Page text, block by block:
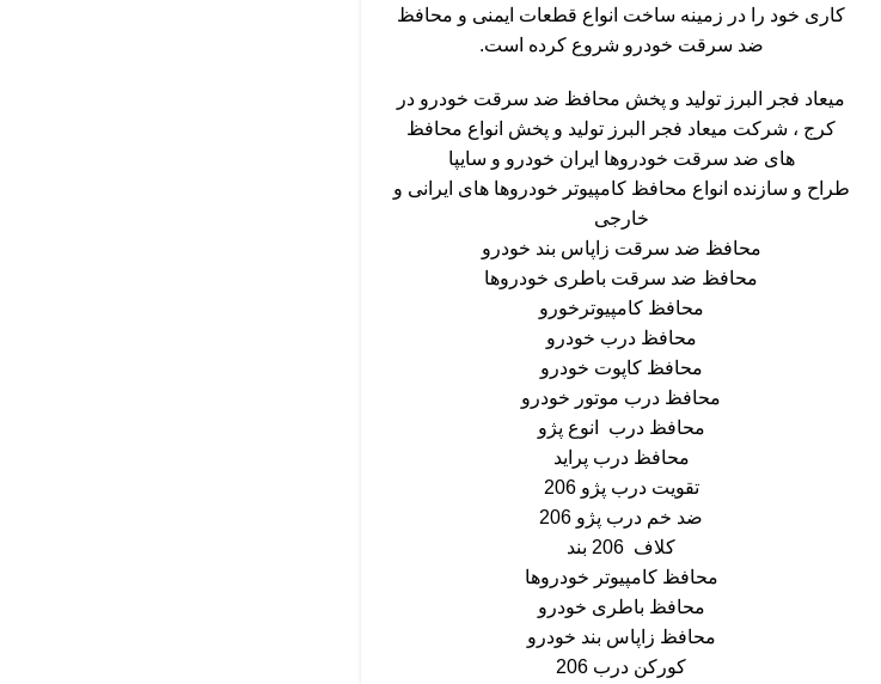
کاری خود را در زمینه ساخت انواع قطعات ایمنی و محافظ
ضد سرقت خودرو شروع کرده است.
میعاد فجر البرز تولید و پخش محافظ ضد سرقت خودرو در
کرج ، شرکت میعاد فجر البرز تولید و پخش انواع محافظ
های ضد سرقت خودروها ایران خودرو و سایپا
طراح و سازنده انواع محافظ کامپیوتر خودروها های ایرانی و
خارجی
محافظ ضد سرقت زاپاس بند خودرو
محافظ ضد سرقت باطری خودروها
محافظ کامپیوترخورو
محافظ درب خودرو
محافظ کاپوت خودرو
محافظ درب موتور خودرو
محافظ درب انوع پژو
محافظ درب پراید
تقویت درب پژو 206
ضد خم درب پژو 206
کلاف 206 بند
محافظ کامپیوتر خودروها
محافظ باطری خودرو
محافظ زاپاس بند خودرو
کورکن درب 206